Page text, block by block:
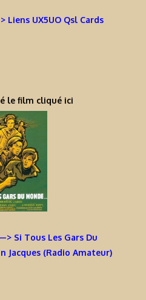
Liens UX5UO Qsl Cards
le film cliqué ici
Si Tous Les Gars Du
Jacques (Radio Amateur)